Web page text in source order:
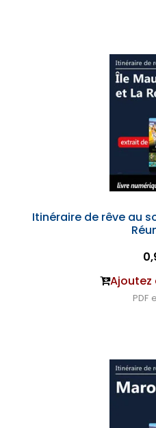
Itinéraire de rêve au
Ajoutez
PDF